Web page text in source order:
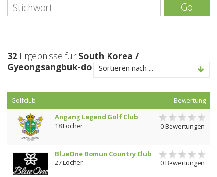
Go
32 Ergebnisse für South Korea /
Gyeongsangbuk-do
Sortieren nach ...
Golfclub
Bewertung
Angang Legend Golf Club
18 Löcher
0 Bewertungen
BlueOne Bomun Country Club
27 Löcher
0 Bewertungen